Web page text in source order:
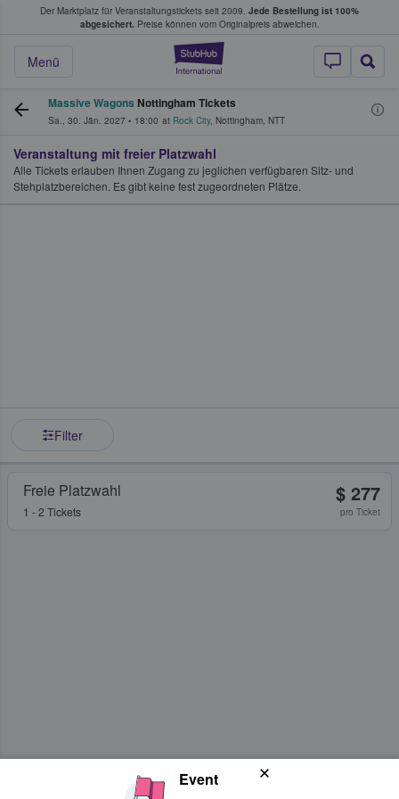
Der Marktplatz für Veranstaltungstickets seit 2009. Jede Bestellung ist 100%
abgesichert. Preise können vom Originalpreis abweichen.
StubHub - Wo
Menü
Tickets kaufen & verkaufen
Massive Wagons Nottingham Tickets
Sa., 30. Jän. 2027 • 18:00 at Rock City, Nottingham, NTT
Veranstaltung mit freier Platzwahl
Alle Tickets erlauben Ihnen Zugang zu jeglichen verfügbaren Sitz- und
Stehplatzbereichen. Es gibt keine fest zugeordneten Plätze.
Filter
Freie Platzwahl
1 - 2 Tickets
$ 277
pro Ticket
Event